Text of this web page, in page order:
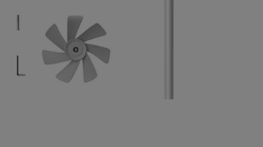
Умный напольный
вентилятор MiJia DC Inverter